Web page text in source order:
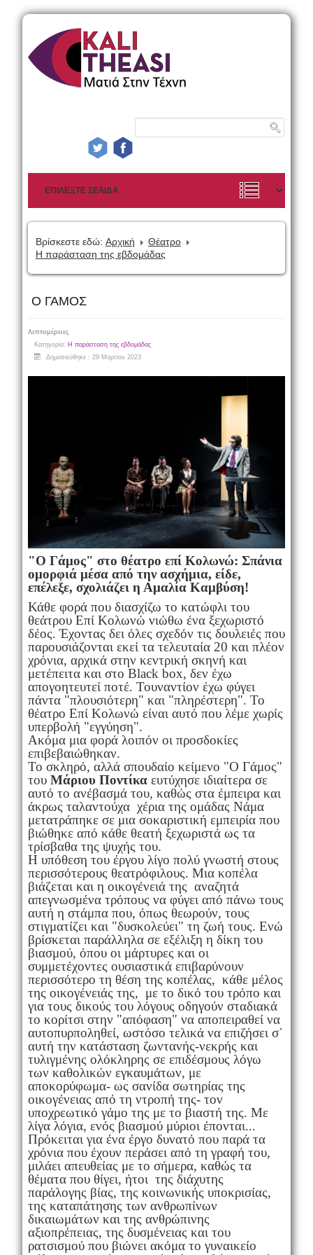
Βρίσκεστε εδώ: Αρχική
Θέατρο
Η παράσταση της εβδομάδας
Ο ΓΑΜΟΣ
Λεπτομέρειες
Κατηγορία: Η παράσταση της εβδομάδας
Δημοσιεύθηκε : 29 Μαρτίου 2023
"Ο Γάμος" στο θέατρο επί Κολωνώ: Σπάνια
ομορφιά μέσα από την ασχήμια, είδε,
επέλεξε, σχολιάζει η Αμαλία Καμβύση!
Κάθε φορά που διασχίζω το κατώφλι του
θεάτρου Επί Κολωνώ νιώθω ένα ξεχωριστό
δέος. Έχοντας δει όλες σχεδόν τις δουλειές που
παρουσιάζονται εκεί τα τελευταία 20 και πλέον
χρόνια, αρχικά στην κεντρική σκηνή και
μετέπειτα και στo Black box, δεν έχω
απογοητευτεί ποτέ. Τουναντίον έχω φύγει
πάντα "πλουσιότερη" και "πληρέστερη". Το
θέατρο Επί Κολωνώ είναι αυτό που λέμε χωρίς
υπερβολή "εγγύηση".
Ακόμα μια φορά λοιπόν οι προσδοκίες
επιβεβαιώθηκαν.
Το σκληρό, αλλά σπουδαίο κείμενο "O Γάμος"
του Μάριου Ποντίκαευτύχησε ιδιαίτερα σε
αυτό το ανέβασμά του, καθώς στα έμπειρα και
άκρως ταλαντούχα χέρια της ομάδας Νάμα
μετατράπηκε σε μια σοκαριστική εμπειρία που
βιώθηκε από κάθε θεατή ξεχωριστά ως τα
τρίσβαθα της ψυχής του.
Η υπόθεση του έργου λίγο πολύ γνωστή στους
περισσότερους θεατρόφιλους. Μια κοπέλα
βιάζεται και η οικογένειά της αναζητά
απεγνωσμένα τρόπους να φύγει από πάνω τους
αυτή η στάμπα που, όπως θεωρούν, τους
στιγματίζει και "δυσκολεύει" τη ζωή τους. Ενώ
βρίσκεται παράλληλα σε εξέλιξη η δίκη του
βιασμού, όπου οι μάρτυρες και οι
συμμετέχοντες ουσιαστικά επιβαρύνουν
περισσότερο τη θέση της κοπέλας, κάθε μέλος
της οικογένειάς της, με το δικό του τρόπο και
για τους δικούς του λόγους οδηγούν σταδιακά
το κορίτσι στην "απόφαση" να αποπειραθεί να
αυτοπυρποληθεί, ωστόσο τελικά να επιζήσει σ΄
αυτή την κατάσταση ζωντανής-νεκρής και
τυλιγμένης ολόκληρης σε επιδέσμους λόγω
των καθολικών εγκαυμάτων, με
αποκορύφωμα- ως σανίδα σωτηρίας της
οικογένειας από τη ντροπή της- τον
υποχρεωτικό γάμο της με το βιαστή της. Με
λίγα λόγια, ενός βιασμού μύριοι έπονται...
Πρόκειται για ένα έργο δυνατό που παρά τα
χρόνια που έχουν περάσει από τη γραφή του,
μιλάει απευθείας με το σήμερα, καθώς τα
θέματα που θίγει, ήτοι της διάχυτης
παράλογης βίας, της κοινωνικής υποκρισίας,
της καταπάτησης των ανθρωπίνων
δικαιωμάτων και της ανθρώπινης
αξιοπρέπειας, της δυσμένειας και του
ρατσισμού που βιώνει ακόμα το γυναικείο